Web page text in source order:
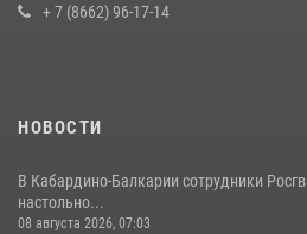
+ 7 (8662) 96-17-14
НОВОСТИ
В Кабардино-Балкарии сотрудники
настольно...
08 августа 2026, 07:03